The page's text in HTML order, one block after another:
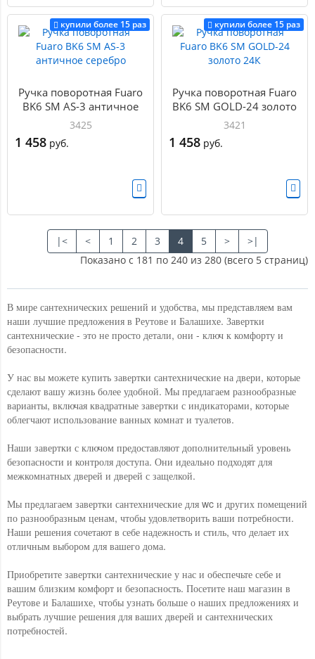
купили более 15 раз
Ручка поворотная Fuaro
BK6 SM AS-3 античное
серебро
3425
1 458 руб.
купили более 15 раз
Ручка поворотная Fuaro
BK6 SM GOLD-24 золото
24К
3421
1 458 руб.
|< < 1 2 3 4 5 >
>|
Показано с 181 по 240 из 280 (всего 5 страниц)
В мире сантехнических решений и удобства, мы представляем вам
наши лучшие предложения в Реутове и Балашихе. Завертки
сантехнические - это не просто детали, они - ключ к комфорту и
безопасности.
У нас вы можете купить завертки сантехнические на двери, которые
сделают вашу жизнь более удобной. Мы предлагаем разнообразные
варианты, включая квадратные завертки с индикаторами, которые
облегчают использование ванных комнат и туалетов.
Наши завертки с ключом предоставляют дополнительный уровень
безопасности и контроля доступа. Они идеально подходят для
межкомнатных дверей и дверей с защелкой.
Мы предлагаем завертки сантехнические для wc и других помещений
по разнообразным ценам, чтобы удовлетворить ваши потребности.
Наши решения сочетают в себе надежность и стиль, что делает их
отличным выбором для вашего дома.
Приобретите завертки сантехнические у нас и обеспечьте себе и
вашим близким комфорт и безопасность. Посетите наш магазин в
Реутове и Балашихе, чтобы узнать больше о наших предложениях и
выбрать лучшие решения для ваших дверей и сантехнических
потребностей.